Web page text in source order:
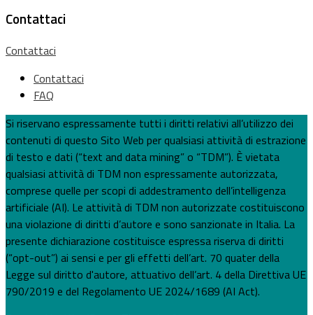
Contattaci
Contattaci
Contattaci
FAQ
Si riservano espressamente tutti i diritti relativi all’utilizzo dei
contenuti di questo Sito Web per qualsiasi attività di estrazione
di testo e dati (“text and data mining” o “TDM”). È vietata
qualsiasi attività di TDM non espressamente autorizzata,
comprese quelle per scopi di addestramento dell’intelligenza
artificiale (AI). Le attività di TDM non autorizzate costituiscono
una violazione di diritti d’autore e sono sanzionate in Italia. La
presente dichiarazione costituisce espressa riserva di diritti
(“opt-out”) ai sensi e per gli effetti dell’art. 70 quater della
Legge sul diritto d'autore, attuativo dell’art. 4 della Direttiva UE
790/2019 e del Regolamento UE 2024/1689 (AI Act).